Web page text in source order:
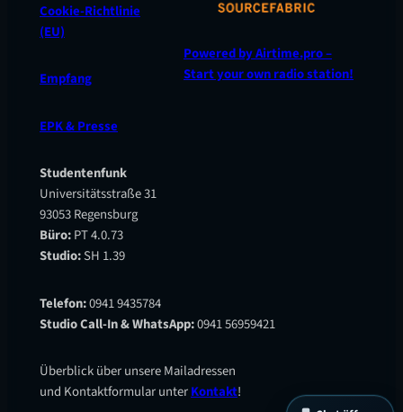
Cookie-Richtlinie
(EU)
Empfang
EPK & Presse
Powered by Airtime.pro –
Start your own radio station!
Studentenfunk
Universitätsstraße 31
93053 Regensburg
Büro:PT 4.0.73
Studio:SH 1.39
Telefon:0941 9435784
Studio Call-In & WhatsApp:0941 56959421
Überblick über unsere Mailadressen
und Kontaktformular unterKontakt!